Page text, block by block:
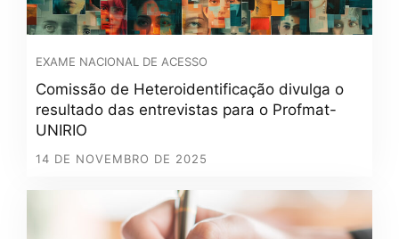
EXAME NACIONAL DE ACESSO
Comissão de Heteroidentificação divulga o
resultado das entrevistas para o Profmat-
UNIRIO
14 DE NOVEMBRO DE 2025